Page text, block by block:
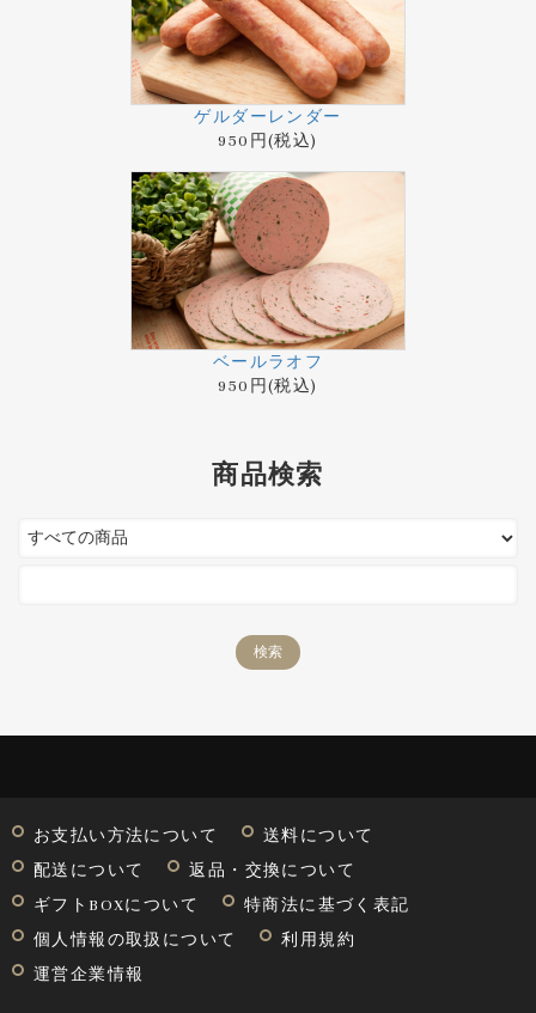
ゲルダーレンダー
950円(税込)
ベールラオフ
950円(税込)
商品検索
お支払い方法について
送料について
配送について
返品・交換について
ギフトBOXについて
特商法に基づく表記
個人情報の取扱について
利用規約
運営企業情報